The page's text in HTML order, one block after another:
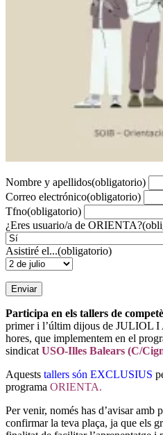
Nombre y apellidos(obligatorio)
Correo electrónico(obligatorio)
Tfno(obligatorio)
¿Eres usuario/a de ORIENTA?
Asistiré el...(obligatorio)
Enviar
Participa en els tallers de
primer i l’últim dijous de JULIOL
hores, que implementem en el
sindicat USO-Illes Balears (C/
Aquests tallers són EXCLUSIUS
programa ORIENTA.
Per venir, només has d’avisar amb
confirmar la teva plaça, ja que els